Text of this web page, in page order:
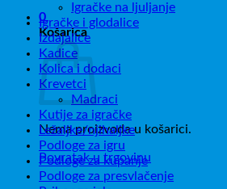
0
Košarica
Nema proizvoda u košarici.
Povratak u trgovinu
Igračke na ljuljanje
Igračke i glodalice
Izdajalice
Kadice
Kolica i dodaci
Krevetci
Madraci
Kutije za igračke
Ležaljke/njihaljke
Podloge za igru
Podloge za kupanje
Podloge za presvlačenje